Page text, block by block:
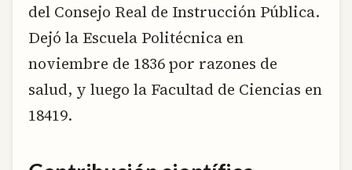
del Consejo Real de Instrucción Pública.
Dejó la Escuela Politécnica en
noviembre de 1836 por razones de
salud, y luego la Facultad de Ciencias en
18419.